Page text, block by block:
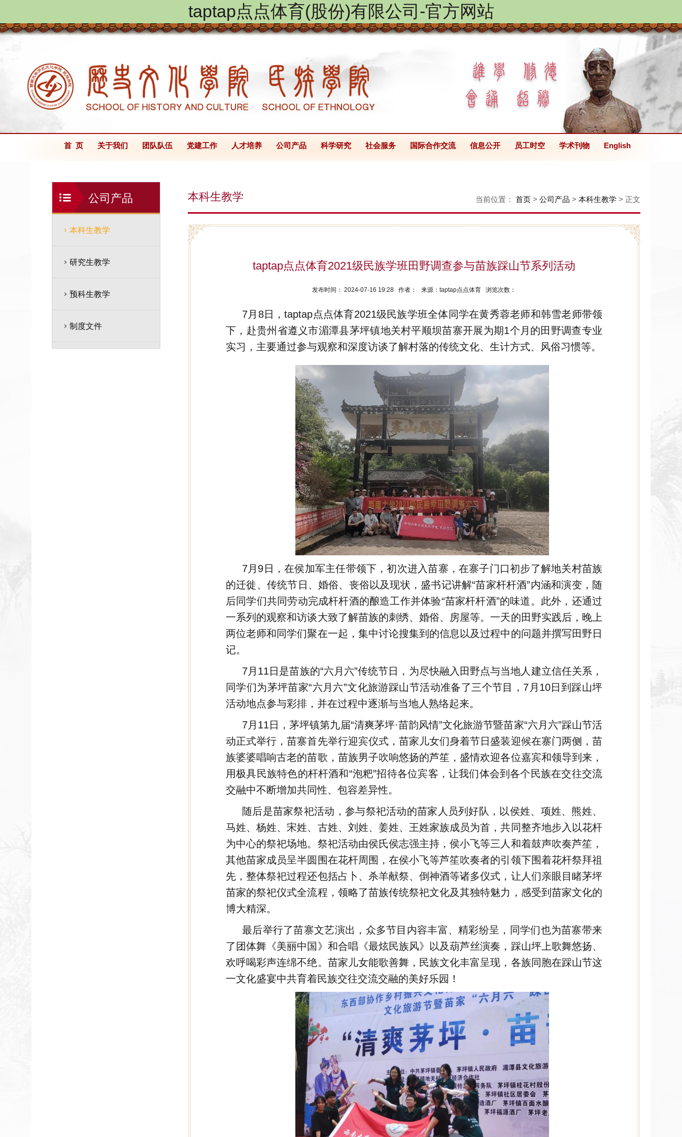
taptap点点体育(股份)有限公司-官方网站
首 页 关于我们 团队队伍 党建工作 人才培养 公司产品 科学研究 社会服务 国际合作交流 信息公开 员工时空 学术刊物 English
公司产品
本科生教学
研究生教学
预科生教学
制度文件
本科生教学 当前位置： 首页 > 公司产品 > 本科生教学 > 正文
taptap点点体育2021级民族学班田野调查参与苗族踩山节系列活动
发布时间： 2024-07-16 19:28 作者： 来源：taptap点点体育 浏览次数：
7月8日，taptap点点体育2021级民族学班全体同学在黄秀蓉老师和韩雪老师带领
下，赴贵州省遵义市湄潭县茅坪镇地关村平顺坝苗寨开展为期1个月的田野调查专业
实习，主要通过参与观察和深度访谈了解村落的传统文化、生计方式、风俗习惯等。
7月9日，在侯加军主任带领下，初次进入苗寨，在寨子门口初步了解地关村苗族
的迁徙、传统节日、婚俗、丧俗以及现状，盛书记讲解“苗家杆杆酒”内涵和演变，随
后同学们共同劳动完成杆杆酒的酿造工作并体验“苗家杆杆酒”的味道。此外，还通过
一系列的观察和访谈大致了解苗族的刺绣、婚俗、房屋等。一天的田野实践后，晚上
两位老师和同学们聚在一起，集中讨论搜集到的信息以及过程中的问题并撰写田野日
记。
7月11日是苗族的“六月六”传统节日，为尽快融入田野点与当地人建立信任关系，
同学们为茅坪苗家“六月六”文化旅游踩山节活动准备了三个节目，7月10日到踩山坪
活动地点参与彩排，并在过程中逐渐与当地人熟络起来。
7月11日，茅坪镇第九届“清爽茅坪·苗韵风情”文化旅游节暨苗家“六月六”踩山节活
动正式举行，苗寨首先举行迎宾仪式，苗家儿女们身着节日盛装迎候在寨门两侧，苗
族婆婆唱响古老的苗歌，苗族男子吹响悠扬的芦笙，盛情欢迎各位嘉宾和领导到来，
用极具民族特色的杆杆酒和“泡粑”招待各位宾客，让我们体会到各个民族在交往交流
交融中不断增加共同性、包容差异性。
随后是苗家祭祀活动，参与祭祀活动的苗家人员列好队，以侯姓、项姓、熊姓、
马姓、杨姓、宋姓、古姓、刘姓、姜姓、王姓家族成员为首，共同整齐地步入以花杆
为中心的祭祀场地。祭祀活动由侯氏侯志强主持，侯小飞等三人和着鼓声吹奏芦笙，
其他苗家成员呈半圆围在花杆周围，在侯小飞等芦笙吹奏者的引领下围着花杆祭拜祖
先，整体祭祀过程还包括占卜、杀羊献祭、倒神酒等诸多仪式，让人们亲眼目睹茅坪
苗家的祭祀仪式全流程，领略了苗族传统祭祀文化及其独特魅力，感受到苗家文化的
博大精深。
最后举行了苗寨文艺演出，众多节目内容丰富、精彩纷呈，同学们也为苗寨带来
了团体舞《美丽中国》和合唱《最炫民族风》以及葫芦丝演奏，踩山坪上歌舞悠扬、
欢呼喝彩声连绵不绝。苗家儿女能歌善舞，民族文化丰富呈现，各族同胞在踩山节这
一文化盛宴中共育着民族交往交流交融的美好乐园！